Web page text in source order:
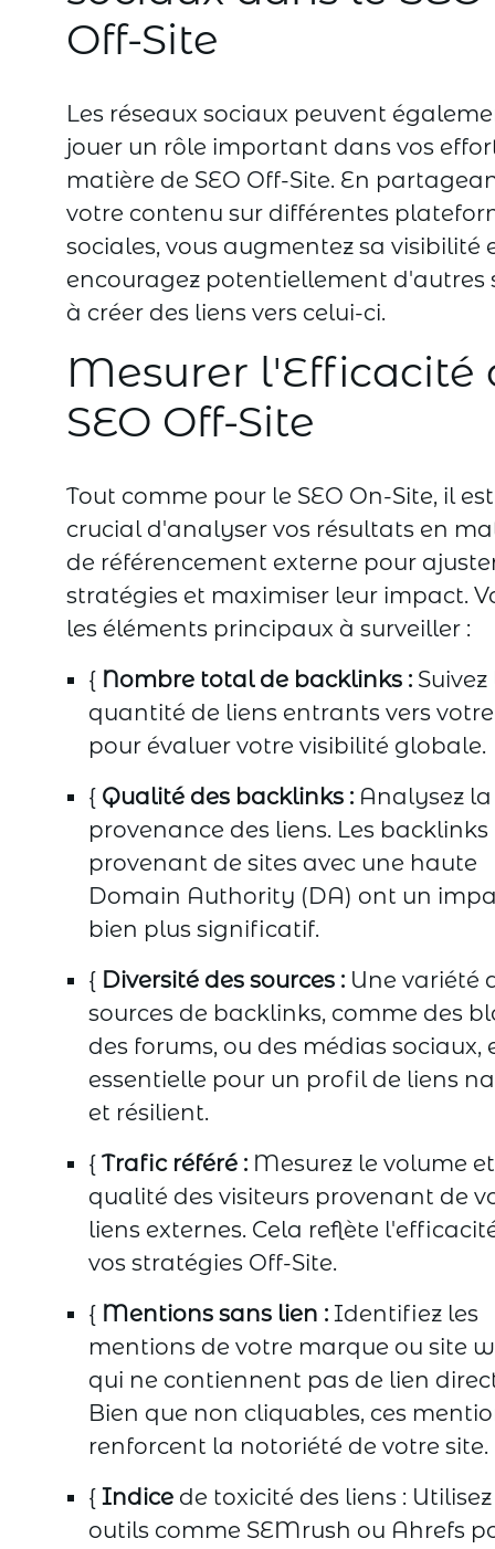
Off-Site
Les réseaux sociaux peuvent
jouer un rôle important dans vos
matière de SEO Off-Site. En
votre contenu sur différentes
sociales, vous augmentez sa visibilité
encouragez potentiellement d'autres
à créer des liens vers celui-ci.
Mesurer l'Efficacité
SEO Off-Site
Tout comme pour le SEO On-Site, il est
crucial d'analyser vos résultats en
de référencement externe pour
stratégies et maximiser leur impact.
les éléments principaux à surveiller :
{ Nombre total de backlinks : Suivez
quantité de liens entrants vers
pour évaluer votre visibilité globale.
{ Qualité des backlinks : Analysez la
provenance des liens. Les backlinks
provenant de sites avec une haute
Domain Authority (DA) ont un
bien plus significatif.
{ Diversité des sources : Une variété
sources de backlinks, comme des
des forums, ou des médias sociaux,
essentielle pour un profil de liens
et résilient.
{ Trafic référé : Mesurez le volume
qualité des visiteurs provenant de
liens externes. Cela reflète
vos stratégies Off-Site.
{ Mentions sans lien : Identifiez les
mentions de votre marque ou site
qui ne contiennent pas de lien
Bien que non cliquables, ces
renforcent la notoriété de votre site.
{ Indice de toxicité des liens :
outils comme SEMrush ou Ahrefs